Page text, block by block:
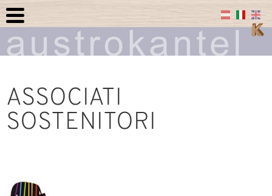
ASSOCIATI
SOSTENITORI